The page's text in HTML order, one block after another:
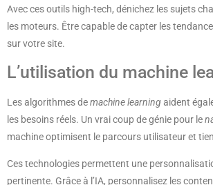
Avec ces outils high-tech, dénichez les sujets
les moteurs. Être capable de capter les
sur votre site.
L’utilisation du machine
Les algorithmes demachine learningaident
les besoins réels. Un vrai coup de génie pour le
machine optimisent le parcours utilisateur et
Ces technologies permettent une
pertinente. Grâce à l’IA, personnalisez les